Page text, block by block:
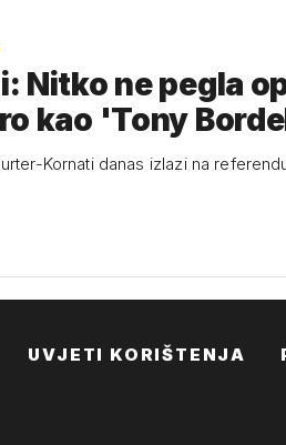
Nitko ne pegla
kao 'Tony
Kornati danas izlazi na
UVJETI KORIŠTENJA